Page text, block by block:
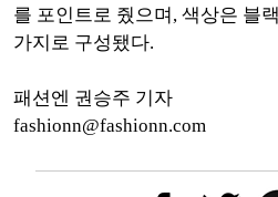
를 포인트로 줬으며, 색상은 블
가지로 구성됐다.
패션엔 권승주 기자
fashionn@fashionn.com